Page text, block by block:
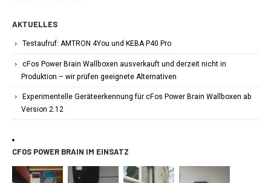
AKTUELLES
Testaufruf: AMTRON 4You und KEBA P40 Pro
cFos Power Brain Wallboxen ausverkauft und derzeit nicht in
Produktion – wir prüfen geeignete Alternativen
Experimentelle Geräteerkennung für cFos Power Brain Wallboxen ab
Version 2.12
CFOS POWER BRAIN IM EINSATZ